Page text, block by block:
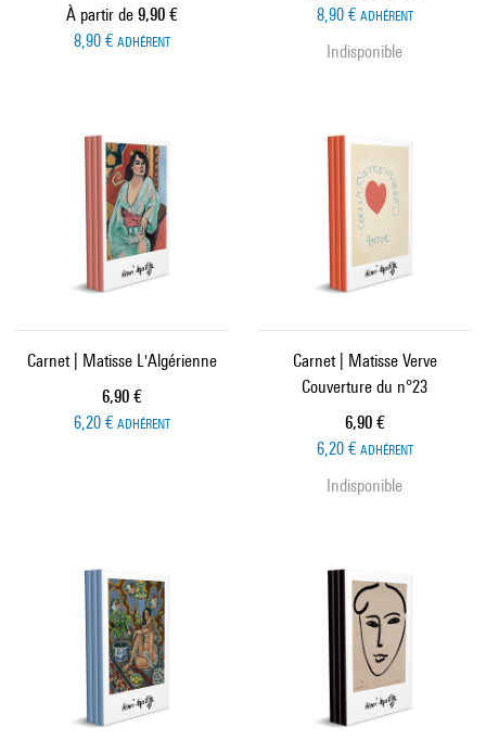
À partir de Prix ​​actuel
9,90 €
8,90 € ADHÉRENT
8,90 € ADHÉRENT
Indisponible
Carnet | Matisse L'Algérienne
Prix ​​actuel
6,90 €
6,20 € ADHÉRENT
Carnet | Matisse Verve
Couverture du n°23
Prix ​​actuel
6,90 €
6,20 € ADHÉRENT
Indisponible